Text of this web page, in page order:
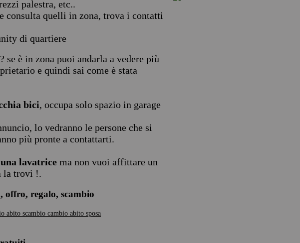
palestra, etc..
consulta quelli in zona, trova i contatti
di quartiere
? se è in zona puoi andarla a vedere più
e quindi sai come è stata
bici, occupa solo spazio in garage
lo vedranno le persone che si
più pronte a contattarti.
lavatrice ma non vuoi affittare un
la trovi !.
offro, regalo, scambio
abito scambio cambio abito sposa